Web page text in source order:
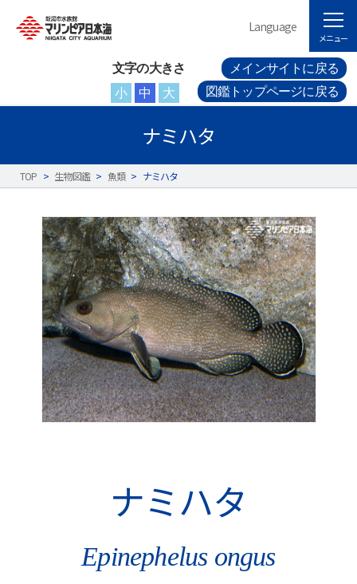
文字の大きさ
小
中 大
メインサイトに戻る
図鑑トップページに戻る
Language
メニュー
ナミハタ
TOP > 生物図鑑 > 魚類 > ナミハタ
ナミハタ
Epinephelus ongus